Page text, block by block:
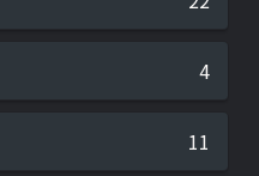
4
11